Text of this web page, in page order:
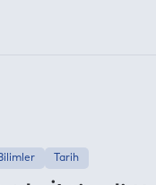
Tarih